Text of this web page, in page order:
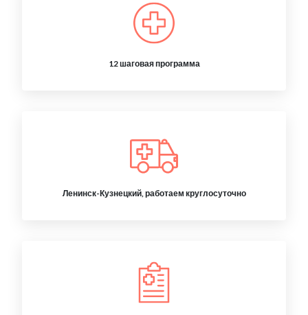
12 шаговая программа
Ленинск-Кузнецкий, работаем круглосуточно